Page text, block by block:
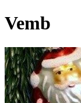
Vemb